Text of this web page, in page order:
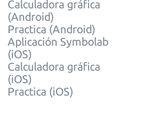
Calculadora gráfica
(Android)
Practica (Android)
Aplicación Symbolab
(iOS)
Calculadora gráfica
(iOS)
Practica (iOS)